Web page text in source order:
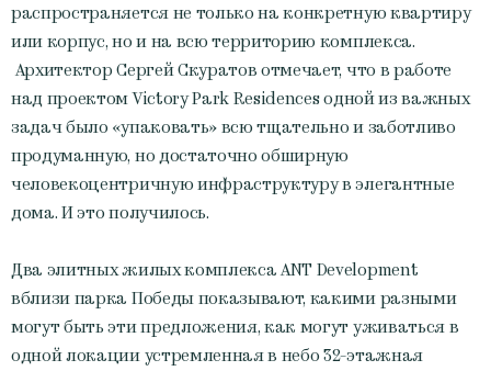
распространяется не только на конкретную квартиру
или корпус, но и на всю территорию комплекса.
Архитектор Сергей Скуратов отмечает, что в работе
над проектом Victory Park Residences одной из важных
задач было «упаковать» всю тщательно и заботливо
продуманную, но достаточно обширную
человекоцентричную инфраструктуру в элегантные
дома. И это получилось.
Два элитных жилых комплекса АNT Development
вблизи парка Победы показывают, какими разными
могут быть эти предложения, как могут уживаться в
одной локации устремленная в небо 32-этажная